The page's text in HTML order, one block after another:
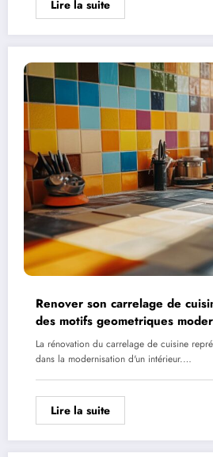
Lire la suite
Renover son carrelage de
des motifs geometriques
La rénovation du carrelage de cuisine
dans la modernisation d'un intérieur.…
Lire la suite